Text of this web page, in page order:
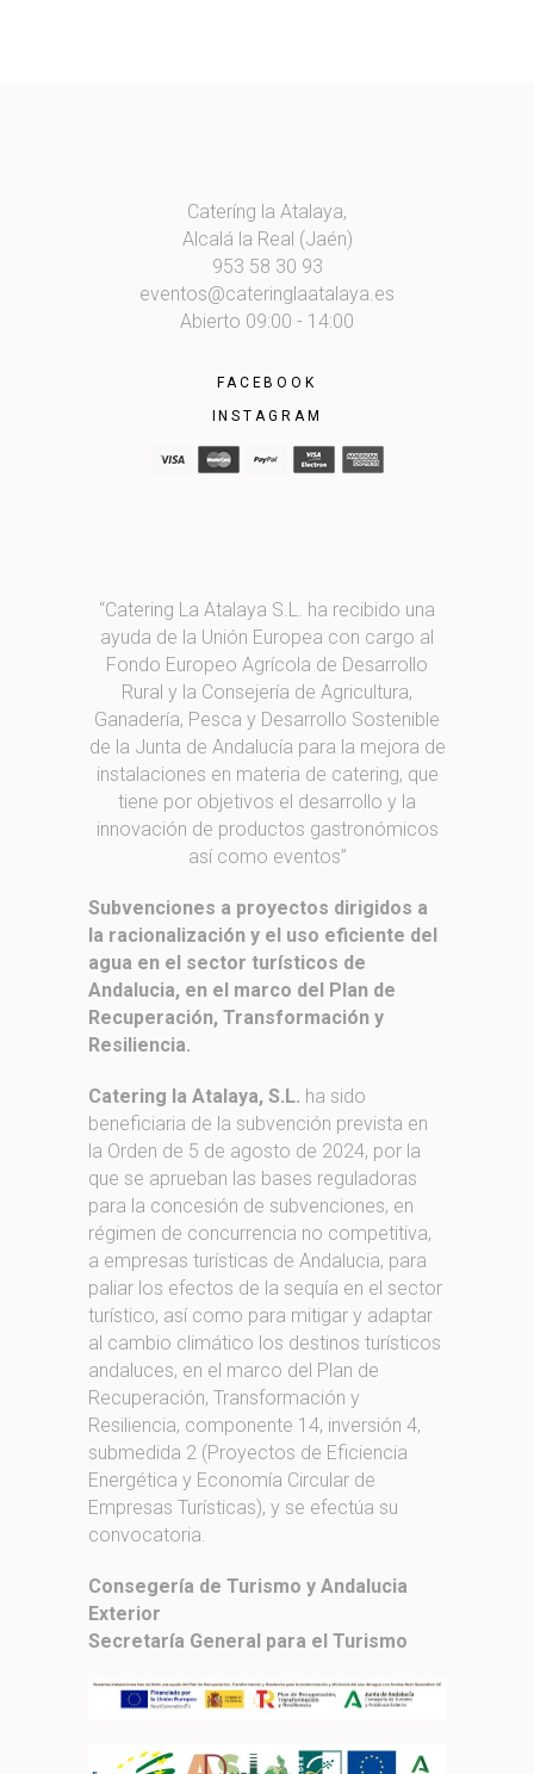
Cateríng la Atalaya,
Alcalá la Real (Jaén)
953 58 30 93
eventos@cateringlaatalaya.es
Abierto 09:00 - 14:00
FACEBOOK
INSTAGRAM
“Catering La Atalaya S.L. ha recibido una
ayuda de la Unión Europea con cargo al
Fondo Europeo Agrícola de Desarrollo
Rural y la Consejería de Agricultura,
Ganadería, Pesca y Desarrollo Sostenible
de la Junta de Andalucía para la mejora de
instalaciones en materia de catering, que
tiene por objetivos el desarrollo y la
innovación de productos gastronómicos
así como eventos”
Subvenciones a proyectos dirigidos a
la racionalización y el uso eficiente del
agua en el sector turísticos de
Andalucia, en el marco del Plan de
Recuperación, Transformación y
Resiliencia.
Catering la Atalaya, S.L. ha sido
beneficiaria de la subvención prevista en
la Orden de 5 de agosto de 2024, por la
que se aprueban las bases reguladoras
para la concesión de subvenciones, en
régimen de concurrencia no competitiva,
a empresas turísticas de Andalucia, para
paliar los efectos de la sequía en el sector
turístico, así como para mitigar y adaptar
al cambio climático los destinos turísticos
andaluces, en el marco del Plan de
Recuperación, Transformación y
Resiliencia, componente 14, inversión 4,
submedida 2 (Proyectos de Eficiencia
Energética y Economía Circular de
Empresas Turísticas), y se efectúa su
convocatoria.
Consegería de Turismo y Andalucia
Exterior
Secretaría General para el Turismo